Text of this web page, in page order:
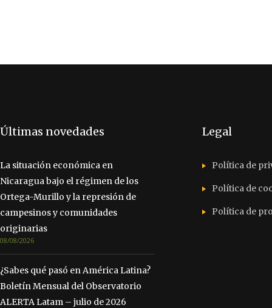
Últimas novedades
La situación económica en
Nicaragua bajo el régimen de los
Ortega-Murillo y la represión de
campesinos y comunidades
originarias
08/08/2026
¿Sabes qué pasó en América Latina?
Boletín Mensual del Observatorio
ALERTA Latam – julio de 2026
Legal
Política de
Política de
Política de